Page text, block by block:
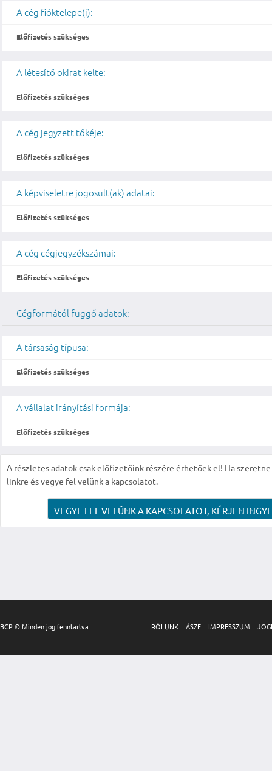
A cég fióktelepe(i):
Előfizetés szükséges
A létesítő okirat kelte:
Előfizetés szükséges
A cég jegyzett tőkéje:
Előfizetés szükséges
A képviseletre jogosult(ak) adatai:
Előfizetés szükséges
A cég cégjegyzékszámai:
Előfizetés szükséges
Cégformától függő adatok:
A társaság típusa:
Előfizetés szükséges
A vállalat irányítási formája:
Előfizetés szükséges
A részletes adatok csak előfizetőink részére érhetőek el! Ha
linkre és vegye fel velünk a kapcsolatot.
VEGYE FEL VELÜNK A KAPCSOLATOT, KÉRJEN
BCP © Minden jog fenntartva. RÓLUNK ÁSZF IMPRESSZUM